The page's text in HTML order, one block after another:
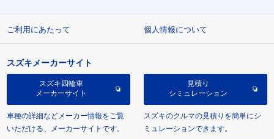
ご利用にあたって 個人情報について
スズキメーカーサイト
スズキ四輪車
メーカーサイト
車種の詳細などメーカー情報をご覧
いただける、メーカーサイトです。
見積り
シミュレーション
スズキのクルマの見積りを簡単にシ
ミュレーションできます。